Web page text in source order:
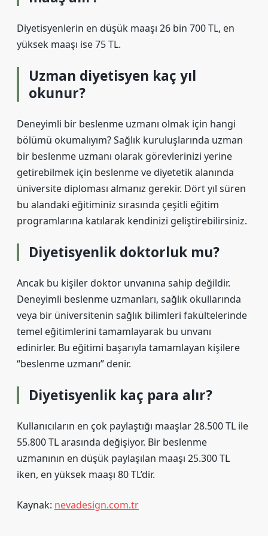
Diyetisyenlerin en düşük maaşı 26 bin 700 TL, en
yüksek maaşı ise 75 TL.
Uzman diyetisyen kaç yıl
okunur?
Deneyimli bir beslenme uzmanı olmak için hangi
bölümü okumalıyım? Sağlık kuruluşlarında uzman
bir beslenme uzmanı olarak görevlerinizi yerine
getirebilmek için beslenme ve diyetetik alanında
üniversite diploması almanız gerekir. Dört yıl süren
bu alandaki eğitiminiz sırasında çeşitli eğitim
programlarına katılarak kendinizi geliştirebilirsiniz.
Diyetisyenlik doktorluk mu?
Ancak bu kişiler doktor unvanına sahip değildir.
Deneyimli beslenme uzmanları, sağlık okullarında
veya bir üniversitenin sağlık bilimleri fakültelerinde
temel eğitimlerini tamamlayarak bu unvanı
edinirler. Bu eğitimi başarıyla tamamlayan kişilere
“beslenme uzmanı” denir.
Diyetisyenlik kaç para alır?
Kullanıcıların en çok paylaştığı maaşlar 28.500 TL ile
55.800 TL arasında değişiyor. Bir beslenme
uzmanının en düşük paylaşılan maaşı 25.300 TL
iken, en yüksek maaşı 80 TL’dir.
Kaynak: nevadesign.com.tr